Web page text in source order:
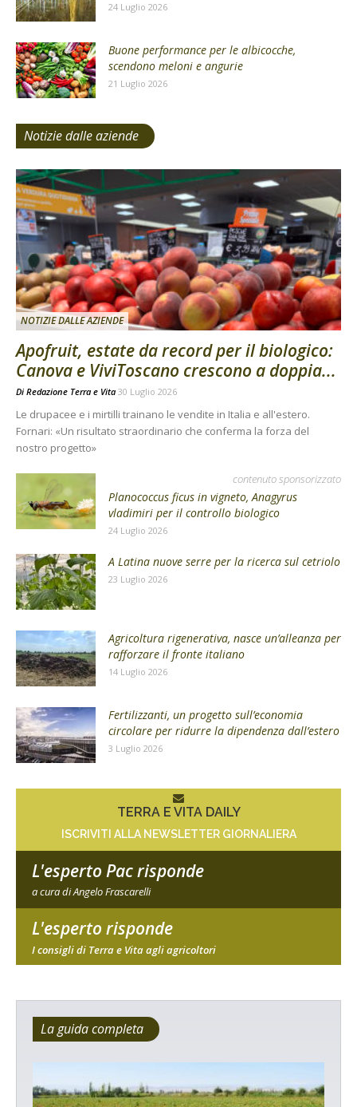
24 Luglio 2026
Buone performance per le albicocche,
scendono meloni e angurie
21 Luglio 2026
Notizie dalle aziende
NOTIZIE DALLE AZIENDE
Apofruit, estate da record per il biologico:
Canova e ViviToscano crescono a doppia...
Di Redazione Terra e Vita 30 Luglio 2026
Le drupacee e i mirtilli trainano le vendite in Italia e all'estero.
Fornari: «Un risultato straordinario che conferma la forza del
nostro progetto»
contenuto sponsorizzato
Planococcus ficus in vigneto, Anagyrus
vladimiri per il controllo biologico
24 Luglio 2026
A Latina nuove serre per la ricerca sul cetriolo
23 Luglio 2026
Agricoltura rigenerativa, nasce un’alleanza per
rafforzare il fronte italiano
14 Luglio 2026
Fertilizzanti, un progetto sull’economia
circolare per ridurre la dipendenza dall’estero
3 Luglio 2026
TERRA E VITA DAILY
ISCRIVITI ALLA NEWSLETTER GIORNALIERA
L'esperto Pac risponde
a cura di Angelo Frascarelli
L'esperto risponde
I consigli di Terra e Vita agli agricoltori
La guida completa